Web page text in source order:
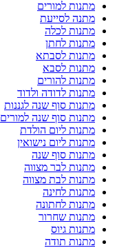
מתנות למורים
מתנה לסייעת
מתנות לכלה
מתנות לחתן
מתנות לסבתא
מתנות לסבא
מתנות להורים
מתנות לדודה ולדוד
מתנות סוף שנה לגננות
מתנות סוף שנה למורים
מתנות ליום הולדת
מתנות ליום נישואין
מתנות סוף שנה
מתנות לבר מצווה
מתנות לבת מצווה
מתנות לחינה
מתנות לחתונה
מתנות שחרור
מתנות גיוס
מתנות תודה